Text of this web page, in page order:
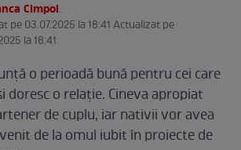
Cimpoi.
pe 03.07.2025 la 18:41 Actualizat pe
la 18:41
o perioadă bună pentru cei care
doresc o relație. Cineva apropiat
de cuplu, iar nativii vor avea
de la omul iubit în proiecte de